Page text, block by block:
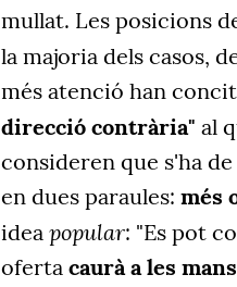
mullat. Les posicions
la majoria dels casos,
més atenció han
direcció contrària" al
consideren que s'ha
en dues paraules: més
idea popular: "Es pot
oferta caurà a les